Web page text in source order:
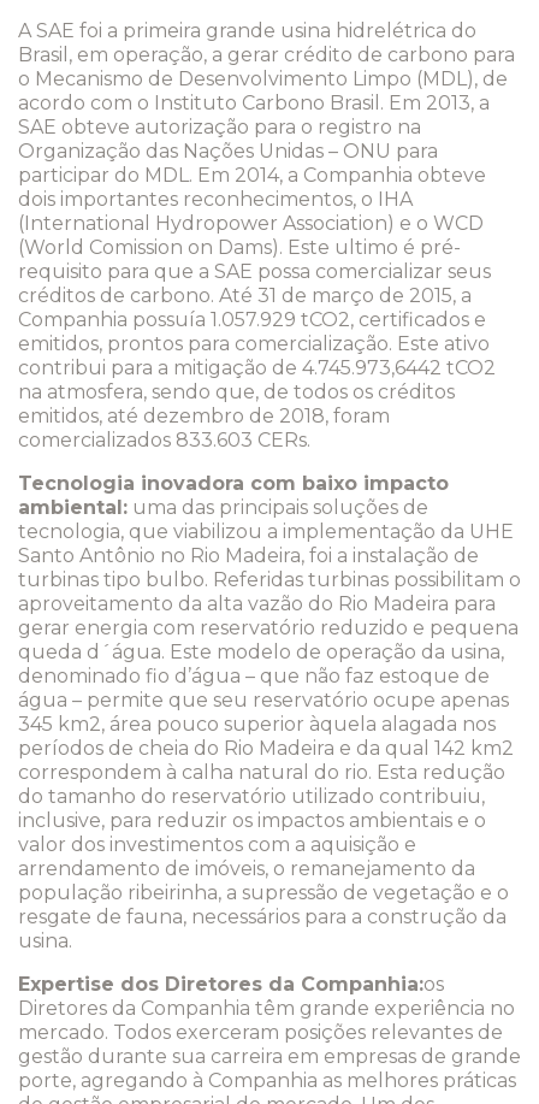
A SAE foi a primeira grande usina hidrelétrica do
Brasil, em operação, a gerar crédito de carbono para
o Mecanismo de Desenvolvimento Limpo (MDL), de
acordo com o Instituto Carbono Brasil. Em 2013, a
SAE obteve autorização para o registro na
Organização das Nações Unidas – ONU para
participar do MDL. Em 2014, a Companhia obteve
dois importantes reconhecimentos, o IHA
(International Hydropower Association) e o WCD
(World Comission on Dams). Este ultimo é pré-
requisito para que a SAE possa comercializar seus
créditos de carbono. Até 31 de março de 2015, a
Companhia possuía 1.057.929 tCO2, certificados e
emitidos, prontos para comercialização. Este ativo
contribui para a mitigação de 4.745.973,6442 tCO2
na atmosfera, sendo que, de todos os créditos
emitidos, até dezembro de 2018, foram
comercializados 833.603 CERs.
Tecnologia inovadora com baixo impacto
ambiental: uma das principais soluções de
tecnologia, que viabilizou a implementação da UHE
Santo Antônio no Rio Madeira, foi a instalação de
turbinas tipo bulbo. Referidas turbinas possibilitam o
aproveitamento da alta vazão do Rio Madeira para
gerar energia com reservatório reduzido e pequena
queda d´água. Este modelo de operação da usina,
denominado fio d’água – que não faz estoque de
água – permite que seu reservatório ocupe apenas
345 km2, área pouco superior àquela alagada nos
períodos de cheia do Rio Madeira e da qual 142 km2
correspondem à calha natural do rio. Esta redução
do tamanho do reservatório utilizado contribuiu,
inclusive, para reduzir os impactos ambientais e o
valor dos investimentos com a aquisição e
arrendamento de imóveis, o remanejamento da
população ribeirinha, a supressão de vegetação e o
resgate de fauna, necessários para a construção da
usina.
Expertise dos Diretores da Companhia:os
Diretores da Companhia têm grande experiência no
mercado. Todos exerceram posições relevantes de
gestão durante sua carreira em empresas de grande
porte, agregando à Companhia as melhores práticas